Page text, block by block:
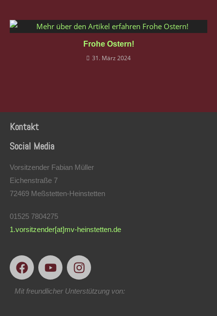
Frohe Ostern!
31. März 2024
Kontakt
Social Media
Vorsitzender Fabian Müller
Eichenstraße 7
72469 Meßstetten-Heinstetten
01525 7804275
1.vorsitzender[at]mv-heinstetten.de
Mit freundlicher Unterstützung von: